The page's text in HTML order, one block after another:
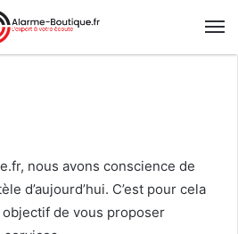
nous avons conscience de
d’aujourd’hui. C’est pour cela
de vous proposer